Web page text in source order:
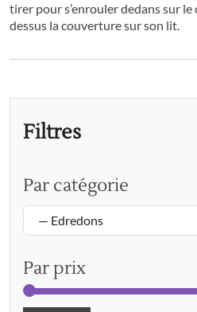
tirer pour s’enrouler dedans sur le
dessus la couverture sur son lit.
Filtres
Par catégorie
Par prix